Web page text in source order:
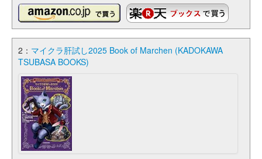
2： マイクラ肝試し2025 Book of Marchen (KADOKAWA
TSUBASA BOOKS)